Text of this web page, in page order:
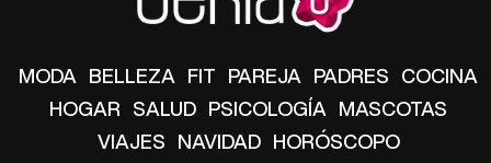
MODA BELLEZA FIT PAREJA PADRES COCINA
HOGAR SALUD PSICOLOGÍA MASCOTAS
VIAJES NAVIDAD HORÓSCOPO